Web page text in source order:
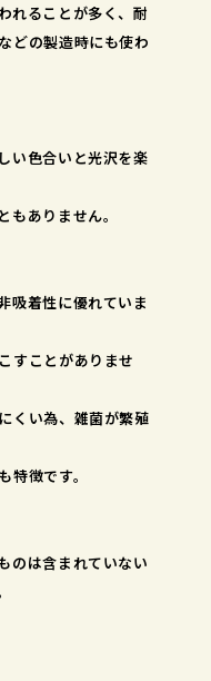
れることが多く、耐
どの製造時にも使わ
い色合いと光沢を楽
ありません。
吸着性に優れていま
すことがありませ
くい為、雑菌が繁殖
徴です。
のは含まれていない